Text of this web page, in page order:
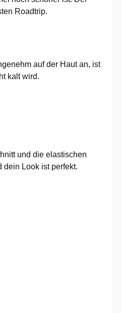
Roadtrip.
auf der Haut an, ist
kalt wird.
und die elastischen
dein Look ist perfekt.